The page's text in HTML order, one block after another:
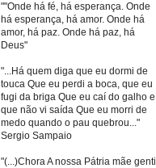
""Onde há fé, há esperança. Onde
há esperança, há amor. Onde há
amor, há paz. Onde há paz, há
Deus"
"...Há quem diga que eu dormi de
touca Que eu perdi a boca, que eu
fugi da briga Que eu caí do galho e
que não vi saída Que eu morri de
medo quando o pau quebrou..."
Sergio Sampaio
"(...)Chora A nossa Pátria mãe gentil